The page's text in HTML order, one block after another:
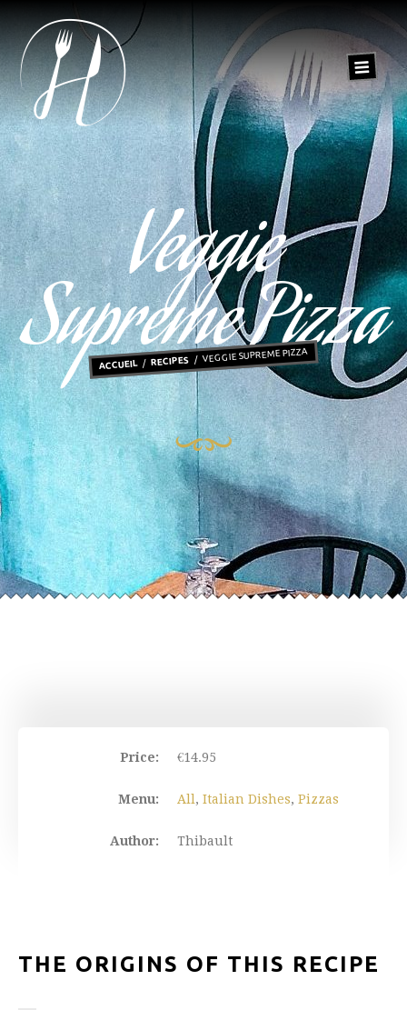
Veggie
Supreme Pizza
ACCUEIL RECIPES VEGGIE SUPREME PIZZA
Price: €14.95
Menu: All ,Italian Dishes,Pizzas
Author: Thibault
THE ORIGINS OF THIS RECIPE